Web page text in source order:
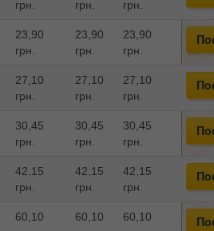
грн.
грн.
грн.
23,90
грн.
23,90
грн.
23,90
грн.
27,10
грн.
27,10
грн.
27,10
грн.
30,45
грн.
30,45
грн.
30,45
грн.
42,15
грн.
42,15
грн.
42,15
грн.
60,10
60,10
60,10